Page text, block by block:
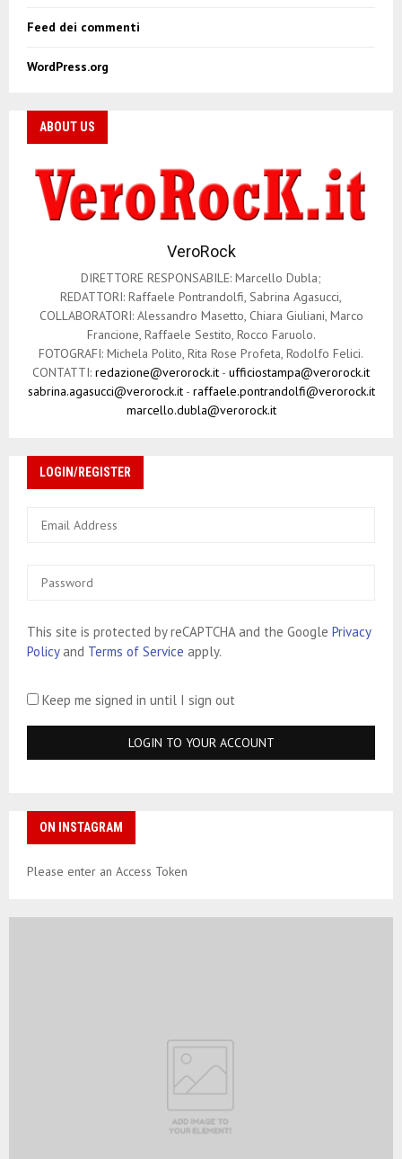
Feed dei commenti
WordPress.org
ABOUT US
VeroRock
DIRETTORE RESPONSABILE: Marcello Dubla;
REDATTORI: Raffaele Pontrandolfi, Sabrina Agasucci,
COLLABORATORI: Alessandro Masetto, Chiara Giuliani, Marco
Francione, Raffaele Sestito, Rocco Faruolo.
FOTOGRAFI: Michela Polito, Rita Rose Profeta, Rodolfo Felici.
CONTATTI: redazione@verorock.it - ufficiostampa@verorock.it
sabrina.agasucci@verorock.it- raffaele.pontrandolfi@verorock.it
marcello.dubla@verorock.it
LOGIN/REGISTER
This site is protected by reCAPTCHA and the Google Privacy
Policyand Terms of Service apply.
Keep me signed in until I sign out
ON INSTAGRAM
Please enter an Access Token